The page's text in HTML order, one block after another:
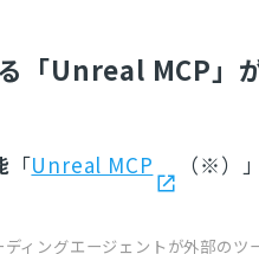
「Unreal MCP」
「Unreal MCP
（※）
ングエージェントが外部のツ